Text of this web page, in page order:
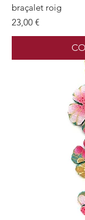
braçalet roig
Preu
23,00 €